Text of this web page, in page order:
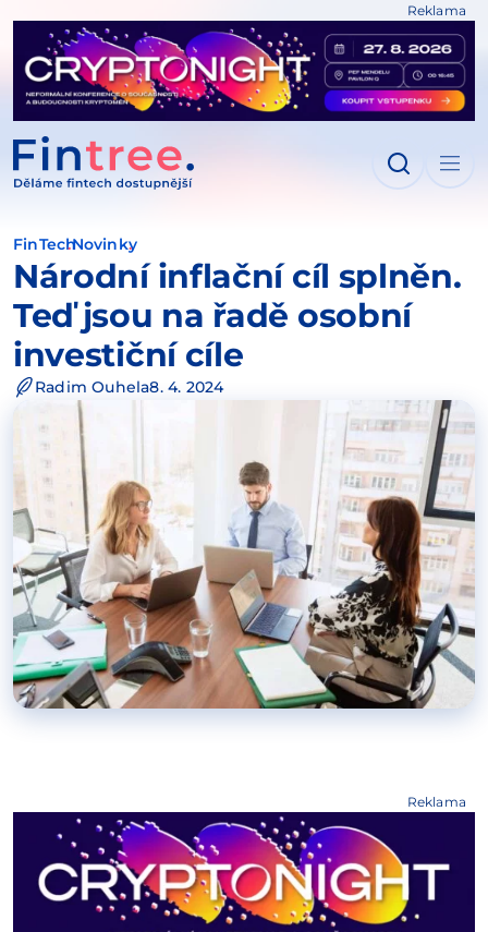
Reklama
FinTechNovinky
Národní inflační cíl splněn.
Teď jsou na řadě osobní
investiční cíle
Radim Ouhela8. 4. 2024
Reklama